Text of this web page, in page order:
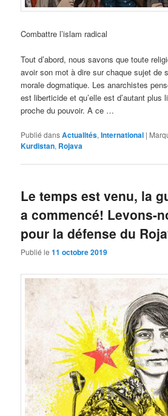
Combattre l’islam radical
Tout d’abord, nous savons que toute
avoir son mot à dire sur chaque sujet de
morale dogmatique. Les anarchistes
est liberticide et qu’elle est d’autant plus
proche du pouvoir. A ce …
Publié dansActualités,International |
Kurdistan, Rojava
Le temps est venu, la
a commencé! Levons-
pour la défense du
Publié le11 octobre 2019